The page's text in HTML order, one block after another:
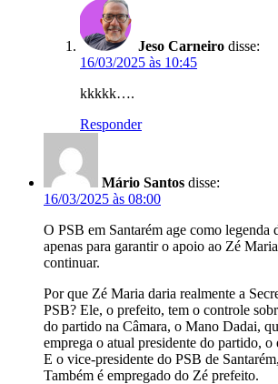
Jeso Carneiro disse:
16/03/2025 às 10:45
kkkkk….
Responder
Mário Santos disse:
16/03/2025 às 08:00
O PSB em Santarém age como legenda
apenas para garantir o apoio ao Zé
continuar.
Por que Zé Maria daria realmente a
PSB? Ele, o prefeito, tem o controle
do partido na Câmara, o Mano Dadai,
emprega o atual presidente do partido,
E o vice-presidente do PSB de
Também é empregado do Zé prefeito.